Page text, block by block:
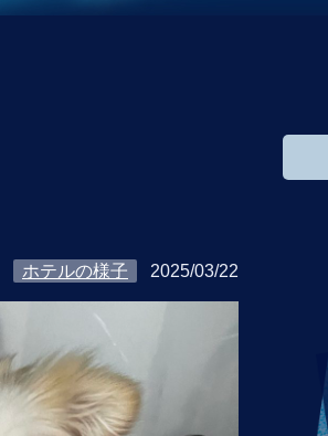
ホテルの様子 2025/03/22